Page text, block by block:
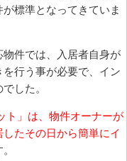
標準となってきていま
件では、入居者自身が
行う事が必要で、イン
した。
ト」は、物件オーナーが
たその日から簡単にイ